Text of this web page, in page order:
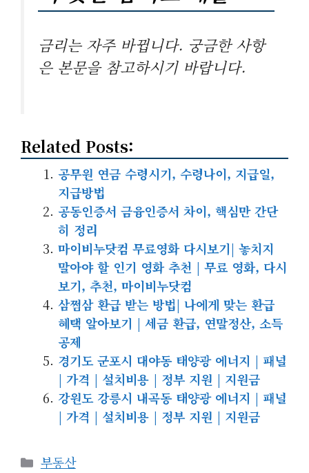
금리는 자주 바뀝니다. 궁금한 사항
은 본문을 참고하시기 바랍니다.
Related Posts:
공무원 연금 수령시기, 수령나이, 지급일,
지급방법
공동인증서 금융인증서 차이, 핵심만 간단
히 정리
마이비누닷컴 무료영화 다시보기| 놓치지
말아야 할 인기 영화 추천 | 무료 영화, 다시
보기, 추천, 마이비누닷컴
삼쩜삼 환급 받는 방법| 나에게 맞는 환급
혜택 알아보기 | 세금 환급, 연말정산, 소득
공제
경기도 군포시 대야동 태양광 에너지 | 패널
| 가격 | 설치비용 | 정부 지원 | 지원금
강원도 강릉시 내곡동 태양광 에너지 | 패널
| 가격 | 설치비용 | 정부 지원 | 지원금
카
부동산